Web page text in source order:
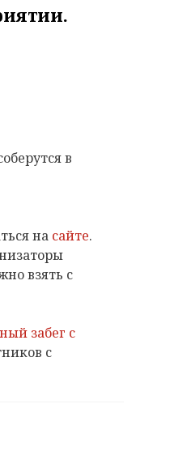
в
на сайте.
взять с
забег с
с